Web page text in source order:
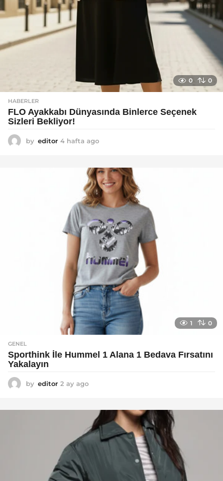
0 0
HABERLER
FLO Ayakkabı Dünyasında Binlerce Seçenek
Sizleri Bekliyor!
by editor 4 hafta ago
a
g
o
1 0
GENEL
Sporthink İle Hummel 1 Alana 1 Bedava Fırsatını
Yakalayın
by editor 2 ay ago
a
g
o